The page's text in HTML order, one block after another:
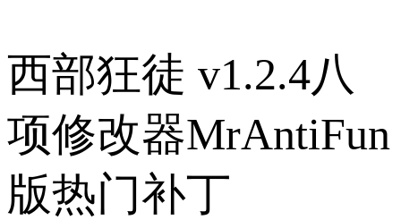
西部狂徒 v1.2.4八
项修改器MrAntiFun
版热门补丁